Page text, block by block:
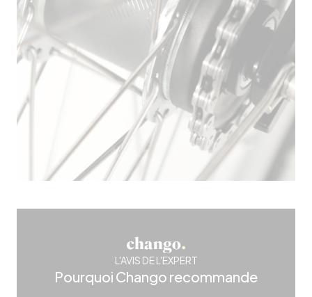
L'AVIS DE L'EXPERT
Pourquoi Chango recommande